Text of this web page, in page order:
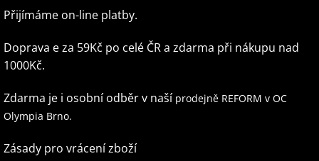
Přijímáme on-line platby.
Doprava e za 59Kč po celé ČRa zdarma při nákupu nad
1000Kč.
Zdarma je i osobní odběr v naší prodejně REFORM v OC
Olympia Brno.
Zásady pro vrácení zboží